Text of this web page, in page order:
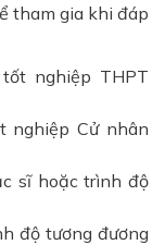
tham gia khi đáp
nghiệp THPT
nghiệp Cử nhân
sĩ hoặc trình độ
độ tương đương